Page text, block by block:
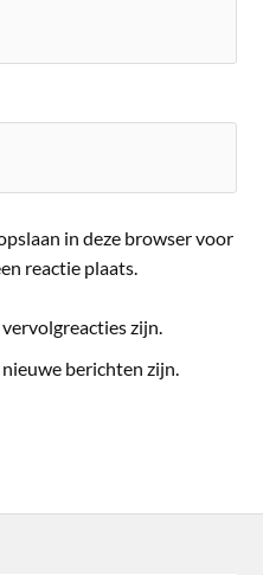
in deze browser voor
reactie plaats.
zijn.
berichten zijn.